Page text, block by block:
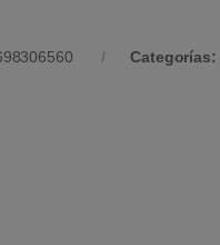
Categorías: